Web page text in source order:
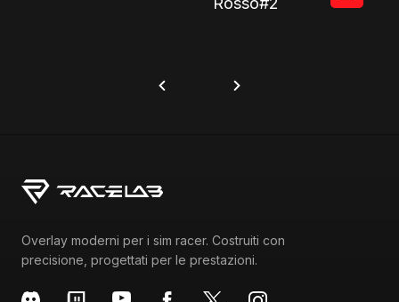
Overlay moderni per i sim racer. Costruiti con
precisione, progettati per le prestazioni.